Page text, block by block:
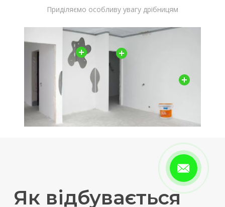
Приділяємо особливу увагу дрібницям
Як відбувається